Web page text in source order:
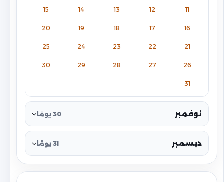
11
12
13
14
15
16
17
18
19
20
21
22
23
24
25
26
27
28
29
30
31
نوفمبر 30 يومًا
ديسمبر 31 يومًا